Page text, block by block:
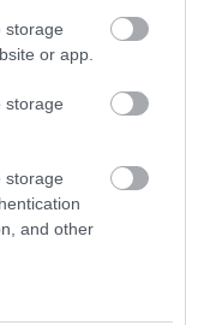
storage
or app.
storage
storage
and other
TUDATOSABBAK A
INTELLIGENCIA